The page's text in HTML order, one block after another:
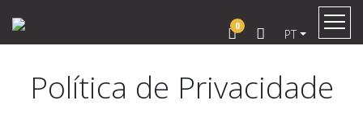
0
PT
Política de Privacidade